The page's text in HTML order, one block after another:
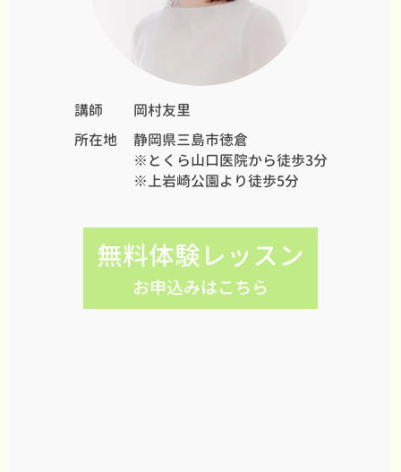
講師
岡村友里
所在地
静岡県三島市徳倉
※とくら山口医院から徒歩3分
※上岩崎公園より徒歩5分
無料体験レッスン
お申込みはこちら